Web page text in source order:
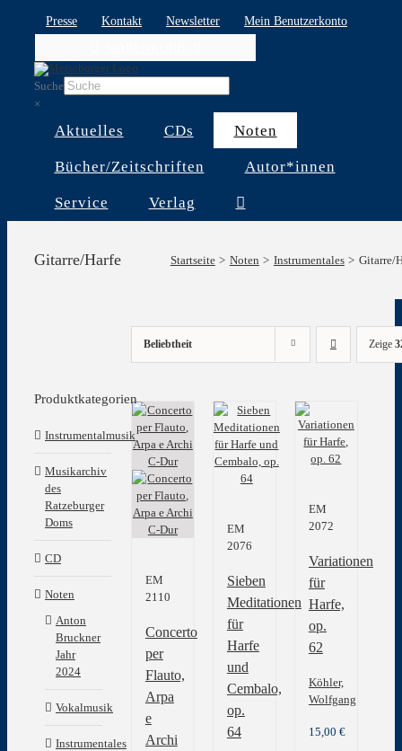
Presse Kontakt Newsletter
Mein Benutzerkonto
Suche
×
Aktuelles CDs Noten
Bücher/Zeitschriften Autor*innen
Service Verlag
Gitarre/Harfe Startseite Noten Instrumentales Gitarre/
Beliebtheit Zeige
EM
2110
Concerto
per
Flauto,
Arpa
e
Archi
EM
2076
Sieben
Meditationen
für
Harfe
und
Cembalo,
op.
64
EM
2072
Variationen
für
Harfe,
op.
62
Köhler,
Wolfgang
15,00 €
Produktkategorien
Instrumentalmusik
Musikarchiv
des
Ratzeburger
Doms
CD
Noten
Anton
Bruckner
Jahr
2024
Vokalmusik
Instrumentales